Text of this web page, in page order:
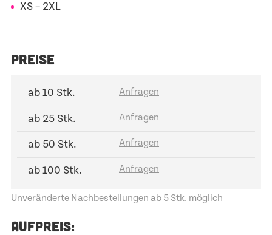
XS – 2XL
PREISE
ab 10 Stk.
ab 25 Stk.
ab 50 Stk.
ab 100 Stk.
Unveränderte Nachbestellungen ab 5 Stk. möglich
AUFPREIS: